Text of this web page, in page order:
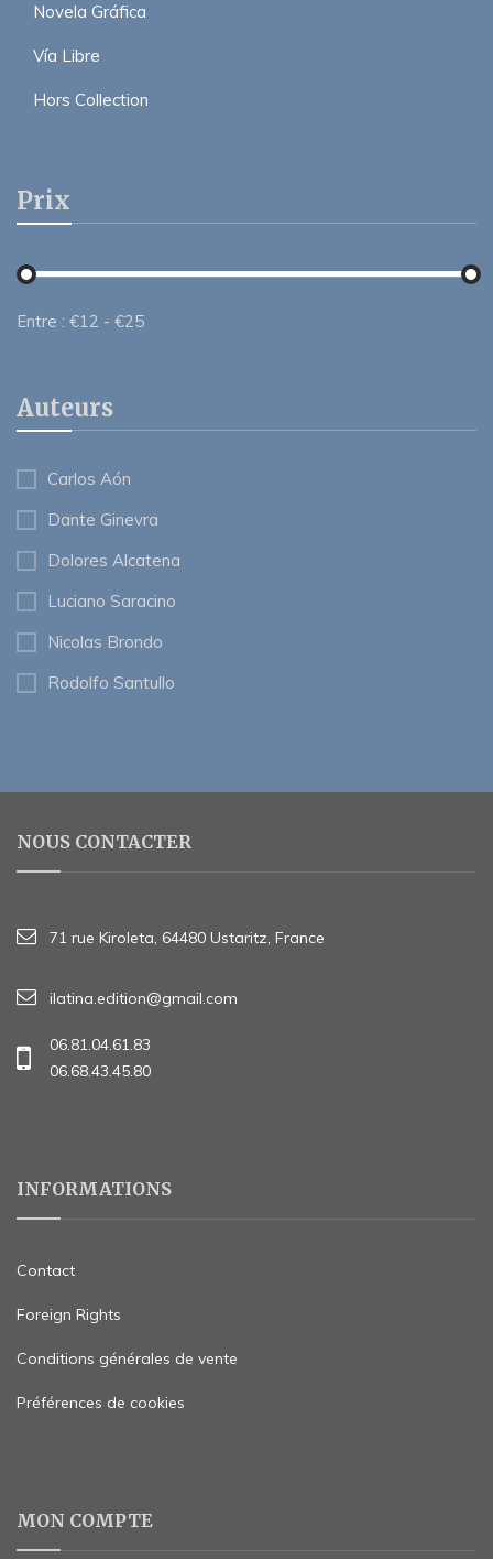
Novela Gráfica
Vía Libre
Hors Collection
Prix
Entre : €12 - €25
Auteurs
Carlos Aón
Dante Ginevra
Dolores Alcatena
Luciano Saracino
Nicolas Brondo
Rodolfo Santullo
NOUS CONTACTER
71 rue Kiroleta, 64480 Ustaritz, France
ilatina.edition@gmail.com
06.81.04.61.83
06.68.43.45.80
INFORMATIONS
Contact
Foreign Rights
Conditions générales de vente
Préférences de cookies
MON COMPTE